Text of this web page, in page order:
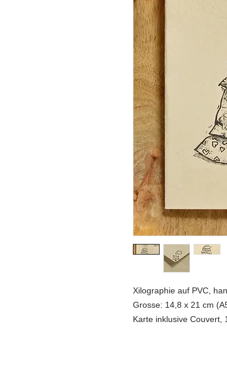
Xilographie auf PVC,
Grosse: 14,8 x 21 cm
Karte inklusive Couvert,